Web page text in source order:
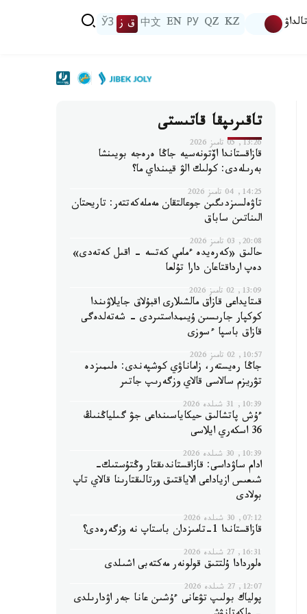
تالداۋ KZ
QZ
РУ
EN
中文 ق ز ЎЗ
تاقىرىپقا قاتىستى
13:26, 05 تامىز 2026
قازاقستاندا اۆتونەسيە جاڭا ەرەجە بويىنشا
بەرىلەدى: كولىك الۋ قيىنداي ما؟
14:25, 04 تامىز 2026
تاۋەلسىزدىگىن جوعالتقان مەملەكەتتەر: تاريحتان
الىناتىن ساباق
20:08, 03 تامىز 2026
حالىق «كەرەيدە ءمامي كەتسە - اقىل كەتەدى»
دەپ ارداقتاعان دارا تۇلعا
13:09, 02 تامىز 2026
قىتايداعى قازاق مالشىلارى اقبۇلاق جايلاۋىندا
كوكپار جارىسىن ۇيىمداستىردى - شەتەلدەگى
قازاق باسپا ءسوزى
10:57, 02 تامىز 2026
جاڭا رەيستەر، زاماناۋي كوشپەندى: ەلىمىزدە
تۋريزم سالاسى قالاي وزگەرىپ جاتىر
10:39, 31 شىلدە 2026
ءۇش پاتشالىق حيكاياسىنداعى جۋ گىلياڭنىڭ
36 اسكەري ايلاسى
10:39, 30 شىلدە 2026
ادام ساۋداسى: قازاقستاندىقتار وڭتۇستىك-
شىعىس ازياداعى الاياقتىق ورتالىقتارىنا قالاي تاپ
بولادى
07:12, 30 شىلدە 2026
قازاقستاندا 1-تامىزدان باستاپ نە وزگەرەدى؟
16:31, 27 شىلدە 2026
ەلوردادا ۇلتتىق قولونەر مەكتەبى اشىلدى
12:07, 27 شىلدە 2026
پولياك بولىپ تۋعانى ءۇشىن عانا جەر اۋدارىلدى